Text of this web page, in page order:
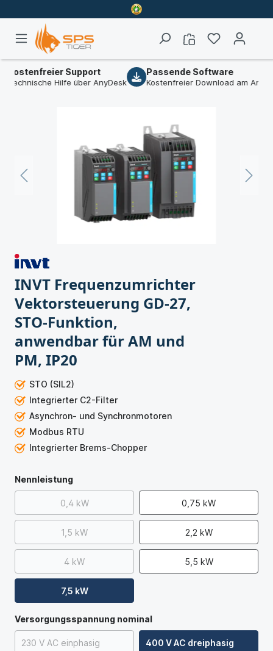
Support
Hilfe über AnyDesk
Passende Software
Kostenfreier Download am Artikel
INVT Frequenzumrichter
Vektorsteuerung GD-27,
STO-Funktion,
anwendbar für AM und
PM, IP20
STO (SIL2)
Integrierter C2-Filter
Asynchron- und Synchronmotoren
Modbus RTU
Integrierter Brems-Chopper
Nennleistung
0,4 kW 0,75 kW
1,5 kW 2,2 kW
4 kW 5,5 kW
7,5 kW
Versorgungsspannung nominal
230 V AC einphasig 400 V AC dreiphasig